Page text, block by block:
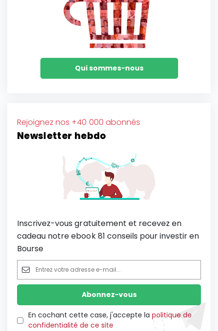
Qui sommes-nous
Rejoignez nos +40 000 abonnés
Newsletter hebdo
Inscrivez-vous gratuitement et recevez en
cadeau notre ebook 81 conseils pour investir en
Bourse
En cochant cette case, j'accepte la politique de
confidentialité de ce site